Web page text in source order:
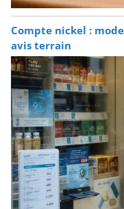
Compte nickel :
avis terrain